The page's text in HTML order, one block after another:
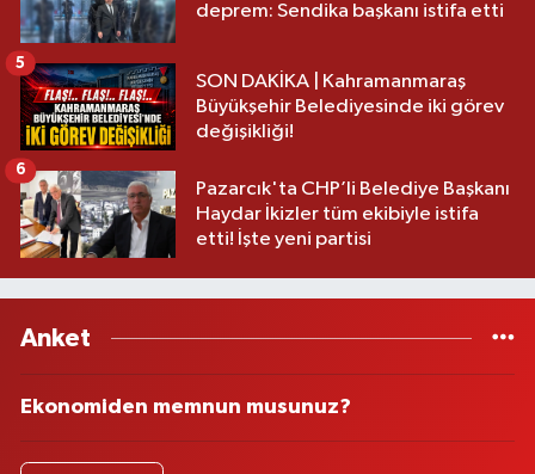
deprem: Sendika başkanı istifa etti
SON DAKİKA | Kahramanmaraş
Büyükşehir Belediyesinde iki görev
değişikliği!
5
Pazarcık'ta CHP’li Belediye Başkanı
Haydar İkizler tüm ekibiyle istifa
etti! İşte yeni partisi
6
Anket
Ekonomiden memnun musunuz?